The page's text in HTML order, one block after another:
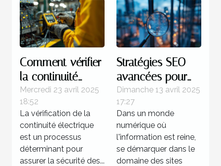
Comment vérifier
la continuité
électrique dans
les
environnements à
risque
Mercredi 23 avril 2025
18:52
La vérification de la
continuité électrique
est un processus
déterminant pour
assurer la sécurité des...
Stratégies SEO
avancées pour
les sites
d'actualités les
moins explorés
par la
concurrence
Dimanche 13 avril 2025
17:27
Dans un monde
numérique où
l'information est reine,
se démarquer dans le
domaine des sites